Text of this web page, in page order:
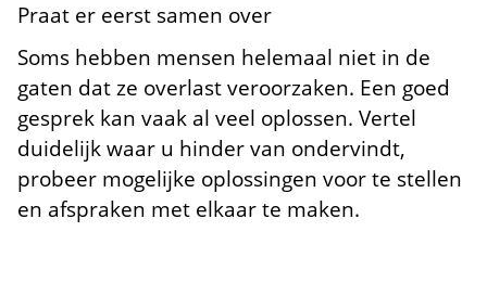
Praat er eerst samen over
Soms hebben mensen helemaal niet in de
gaten dat ze overlast veroorzaken. Een goed
gesprek kan vaak al veel oplossen. Vertel
duidelijk waar u hinder van ondervindt,
probeer mogelijke oplossingen voor te stellen
en afspraken met elkaar te maken.